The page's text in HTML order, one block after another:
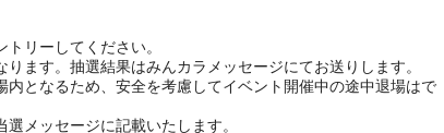
トリーしてください。
ります。抽選結果はみんカラメッセージにてお送りします。
内となるため、安全を考慮してイベント開催中の途中退場はで
選メッセージに記載いたします。